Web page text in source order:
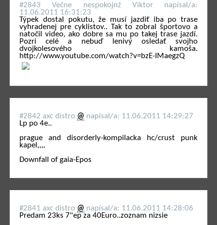
#2843 Večne nespokojnź Viktor napí­sal/a:
11.06.2011 16:31:23
Týpek dostal pokutu, že musí jazdiť iba po trase
vyhradenej pre cyklistov.. Tak to zobral športovo a
natočil video, ako dobre sa mu po takej trase jazdí.
Pozri celé a nebuď lenivý osledať svojho
dvojkolesového kamoša.
http://www.youtube.com/watch?v=bzE-IMaegzQ
#2842 axc distro @ napí­sal/a: 11.06.2011 14:29:27
Lp po 4e..
prague and disorderly-kompilacka hc/crust punk
kapel,,,,
Downfall of gaia-Epos
#2841 axc distro @ napí­sal/a: 11.06.2011 14:28:06
Predam 23ks 7"ep za 40Euro..zoznam nizsie